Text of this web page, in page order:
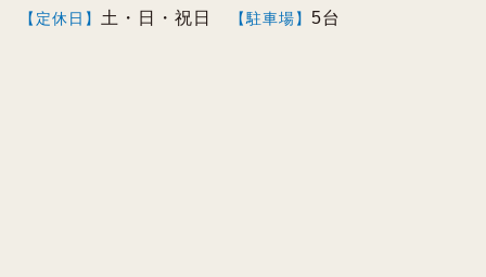
【定休日】 土・日・祝日 【駐車場】 5台